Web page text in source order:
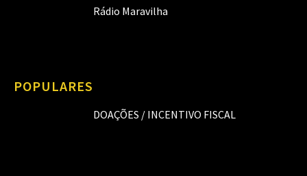
Rádio Maravilha
POPULARES
DOAÇÕES / INCENTIVO FISCAL